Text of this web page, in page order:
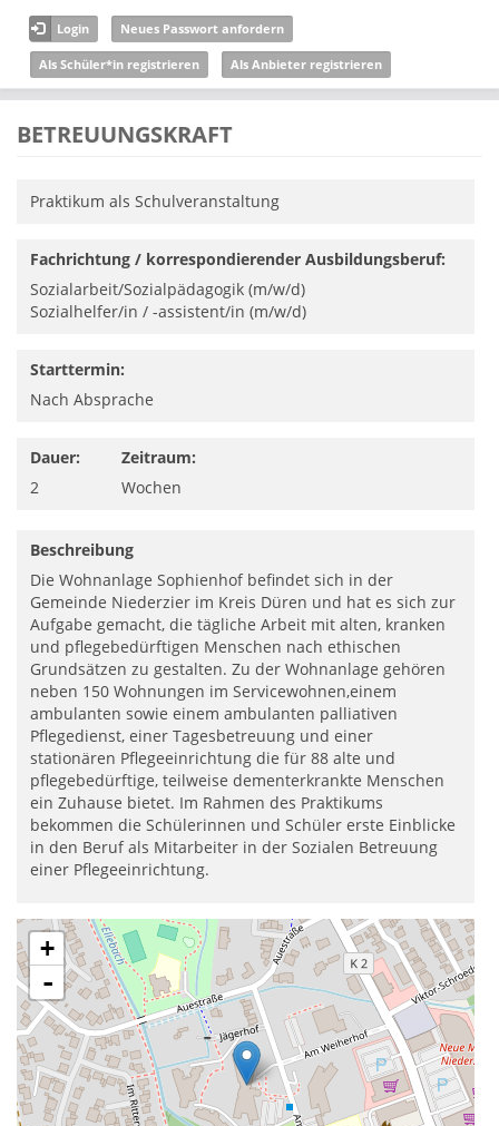
Direkt zum Inhalt
Login Neues Passwort anfordern
Als Schüler*in registrieren Als Anbieter registrieren
BETREUUNGSKRAFT
Praktikum als Schulveranstaltung
Fachrichtung / korrespondierender Ausbildungsberuf:
Sozialarbeit/Sozialpädagogik (m/w/d)
Sozialhelfer/in / -assistent/in (m/w/d)
Starttermin:
Nach Absprache
Dauer:
2
Zeitraum:
Wochen
Beschreibung
Die Wohnanlage Sophienhof befindet sich in der
Gemeinde Niederzier im Kreis Düren und hat es sich zur
Aufgabe gemacht, die tägliche Arbeit mit alten, kranken
und pflegebedürftigen Menschen nach ethischen
Grundsätzen zu gestalten. Zu der Wohnanlage gehören
neben 150 Wohnungen im Servicewohnen,einem
ambulanten sowie einem ambulanten palliativen
Pflegedienst, einer Tagesbetreuung und einer
stationären Pflegeeinrichtung die für 88 alte und
pflegebedürftige, teilweise dementerkrankte Menschen
ein Zuhause bietet. Im Rahmen des Praktikums
bekommen die Schülerinnen und Schüler erste Einblicke
in den Beruf als Mitarbeiter in der Sozialen Betreuung
einer Pflegeeinrichtung.
+
-